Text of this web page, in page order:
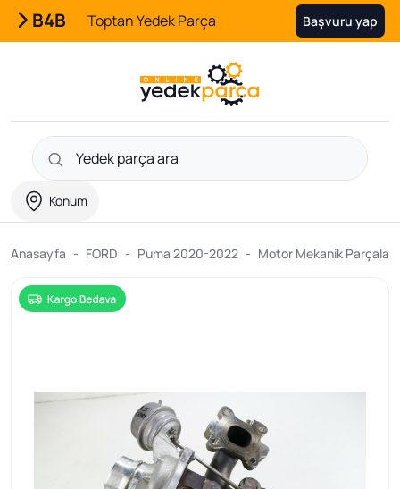
B4B Toptan Yedek Parça Başvuru yap
Konum
Anasayfa FORD Puma 2020-2022 Motor Mekanik Parçaları